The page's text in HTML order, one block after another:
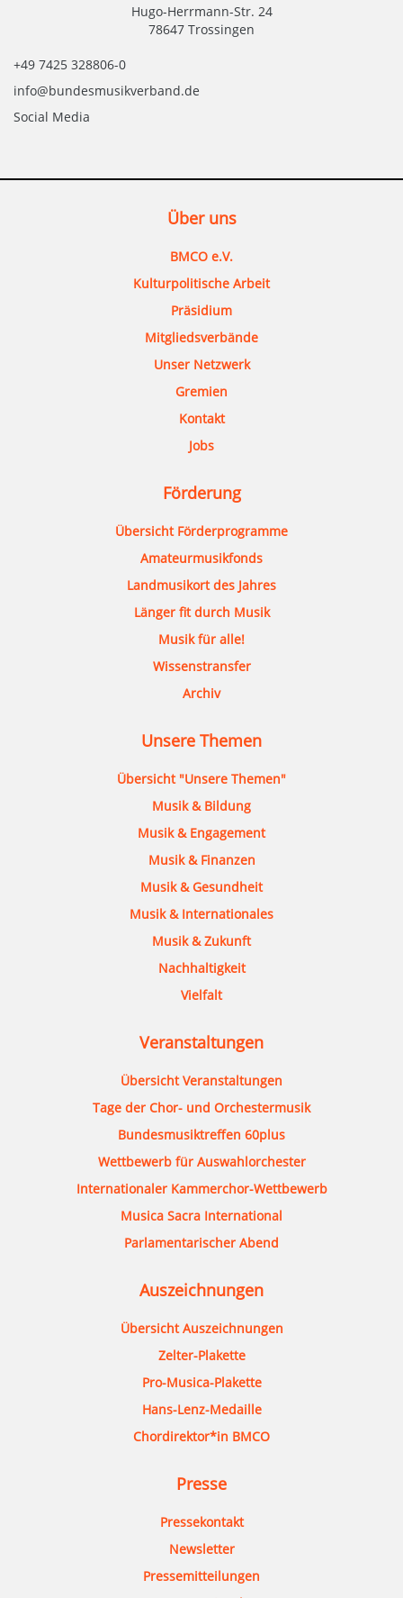
Hugo-Herrmann-Str. 24
78647 Trossingen
+49 7425 328806-0
info@bundesmusikverband.de
Social Media
Über uns
BMCO e.V.
Kulturpolitische Arbeit
Präsidium
Mitgliedsverbände
Unser Netzwerk
Gremien
Kontakt
Jobs
Förderung
Übersicht Förderprogramme
Amateurmusikfonds
Landmusikort des Jahres
Länger fit durch Musik
Musik für alle!
Wissenstransfer
Archiv
Unsere Themen
Übersicht "Unsere Themen"
Musik & Bildung
Musik & Engagement
Musik & Finanzen
Musik & Gesundheit
Musik & Internationales
Musik & Zukunft
Nachhaltigkeit
Vielfalt
Veranstaltungen
Übersicht Veranstaltungen
Tage der Chor- und Orchestermusik
Bundesmusiktreffen 60plus
Wettbewerb für Auswahlorchester
Internationaler Kammerchor-Wettbewerb
Musica Sacra International
Parlamentarischer Abend
Auszeichnungen
Übersicht Auszeichnungen
Zelter-Plakette
Pro-Musica-Plakette
Hans-Lenz-Medaille
Chordirektor*in BMCO
Presse
Pressekontakt
Newsletter
Pressemitteilungen